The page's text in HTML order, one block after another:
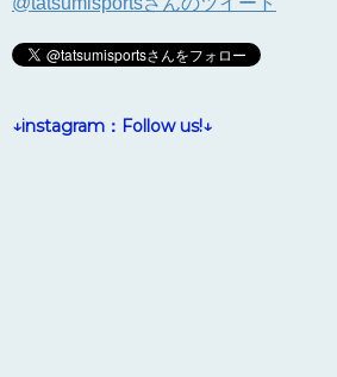
↓instagram：Follow us!↓